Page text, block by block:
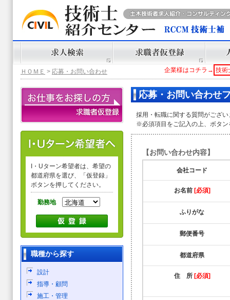
企業様はコチラ→ 技術
ＨＯＭＥ > 応募・お問い合わせ
応募・お問い合わせ
採用・転職に関する質問がござ
※必須項目をご記入の上、ボタ
【お問い合わせ内容】
会社コード
お名前 [必須]
ふりがな
郵便番号
都道府県
住 所 [必須]
I・Uターン希望者は、希望の
都道府県を選び、「仮登録」
ボタンを押してください。
勤務地
職種から探す
設計
指導・顧問
施工・管理